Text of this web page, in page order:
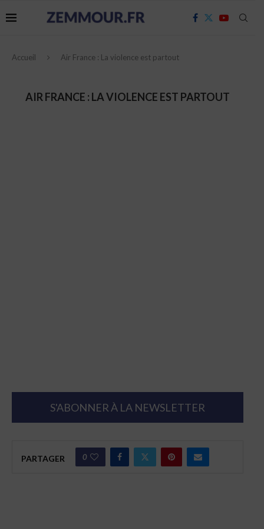
Accueil Air France : La violence est partout
AIR FRANCE : LA VIOLENCE EST PARTOUT
S'ABONNER À LA NEWSLETTER
PARTAGER 0